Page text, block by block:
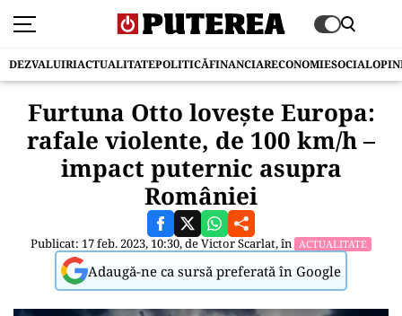
DEZVALUIRIACTUALITATEPOLITICĂFINANCIARECONOMIESOCIAL
Furtuna Otto lovește Europa:
rafale violente, de 100 km/h –
impact puternic asupra
României
Publicat: 17 feb. 2023, 10:30, deVictor Scarlat, în ACTUALITATE
Adaugă-ne ca sursă preferată în Google